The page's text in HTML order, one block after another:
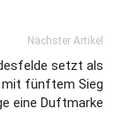
Nächster Artikel
setzt als
fünftem Sieg
eine Duftmarke